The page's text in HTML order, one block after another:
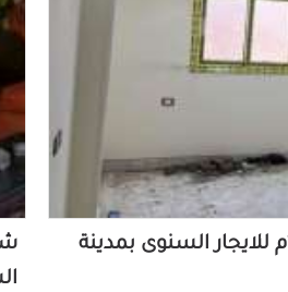
شقة سكنية 130م للايجار السنوى بمدينة